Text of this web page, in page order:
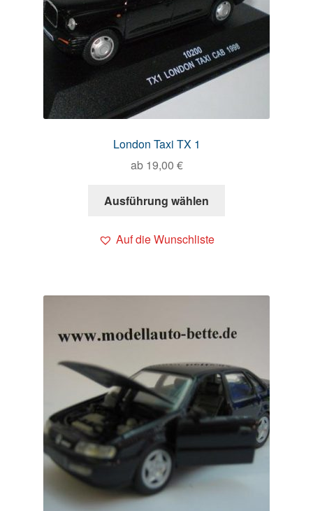
London Taxi TX 1
ab 19,00 €
Ausführung wählen
Auf die Wunschliste